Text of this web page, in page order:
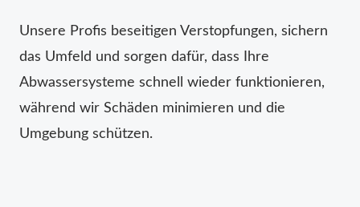
Unsere Profis beseitigen Verstopfungen, sichern
das Umfeld und sorgen dafür, dass Ihre
Abwassersysteme schnell wieder funktionieren,
während wir Schäden minimieren und die
Umgebung schützen.